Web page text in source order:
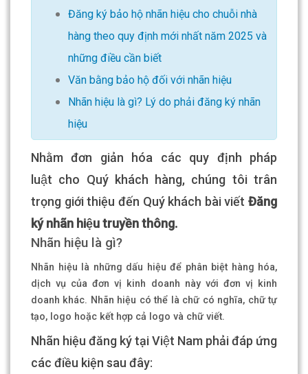
Đăng ký bảo hộ nhãn hiệu cho chuỗi nhà
hàng theo quy định mới nhất năm 2025 và
những điều cần biết
Văn bằng bảo hộ đối với nhãn hiệu
Nhãn hiệu là gì? Lý do phải đăng ký nhãn
hiệu
Nhằm đơn giản hóa các quy định pháp
luật cho Quý khách hàng, chúng tôi trân
trọng giới thiệu đến Quý khách bài viết Đăng
ký nhãn hiệu truyền thông.
Nhãn hiệu là gì?
Nhãn hiệu là những dấu hiệu để phân biệt hàng hóa,
dịch vụ của đơn vị kinh doanh này với đơn vị kinh
doanh khác. Nhãn hiệu có thể là chữ có nghĩa, chữ tự
tạo, logo hoặc kết hợp cả logo và chữ viết.
Nhãn hiệu đăng ký tại Việt Nam phải đáp ứng
các điều kiện sau đây: